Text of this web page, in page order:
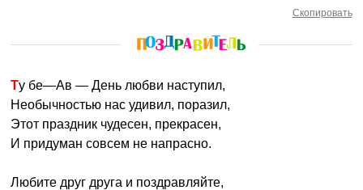
Скопировать
Ту бе—Ав — День любви наступил,
Необычностью нас удивил, поразил,
Этот праздник чудесен, прекрасен,
И придуман совсем не напрасно.
Любите друг друга и поздравляйте,